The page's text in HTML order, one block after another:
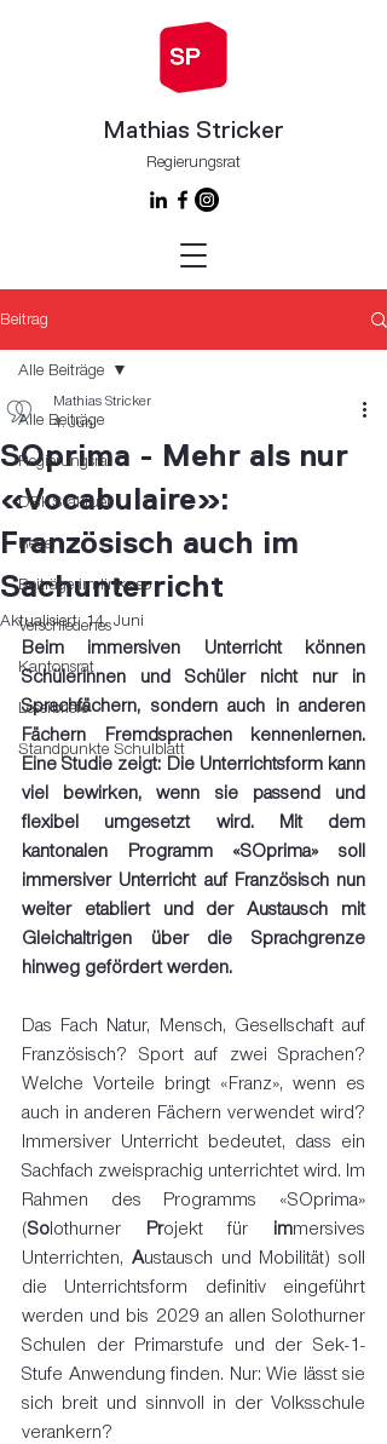
Mathias Stricker
Regierungsrat
Beitrag
Alle Beiträge
Regierungsrat
DBKS aktuell
Reden
Beiträge im links so
Verschiedenes
Kantonsrat
Leserbriefe
Standpunkte Schulblatt
Alle Beiträge
SOprima - Mehr als nur
«Vocabulaire»:
Französisch auch im
Sachunterricht
Mathias Stricker
4. Juni
Aktualisiert:14. Juni
Beim immersiven Unterricht können
Schülerinnen und Schüler nicht nur in
Sprachfächern, sondern auch in anderen
Fächern Fremdsprachen kennenlernen.
Eine Studie zeigt: Die Unterrichtsform kann
viel bewirken, wenn sie passend und
flexibel umgesetzt wird. Mit dem
kantonalen Programm «SOprima» soll
immersiver Unterricht auf Französisch nun
weiter etabliert und der Austausch mit
Gleichaltrigen über die Sprachgrenze
hinweg gefördert werden.
Das Fach Natur, Mensch, Gesellschaft auf
Französisch? Sport auf zwei Sprachen?
Welche Vorteile bringt «Franz», wenn es
auch in anderen Fächern verwendet wird?
Immersiver Unterricht bedeutet, dass ein
Sachfach zweisprachig unterrichtet wird. Im
Rahmen des Programms «SOprima»
(Solothurner Projekt für immersives
Unterrichten, Austausch und Mobilität) soll
die Unterrichtsform definitiv eingeführt
werden und bis 2029 an allen Solothurner
Schulen der Primarstufe und der Sek-1-
Stufe Anwendung finden. Nur: Wie lässt sie
sich breit und sinnvoll in der Volksschule
verankern?